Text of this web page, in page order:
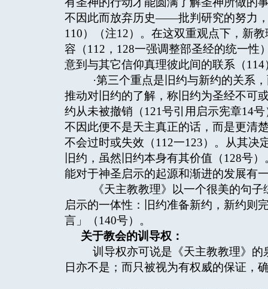
不因此而放弃历史——批判研究的努力
110）（注12）。在这双重观点下，新
容（112，128一强调整部圣经的统一性
意到与其它信仰真理彼此间的联系（114
·第三个重点是旧约与新约的关系
推动对旧约的了解，称旧约为圣经不可
约从未被撤销（121号引用启示宪章14
不因此便不是天主真正的话，而是更清
不会过时或失效（112一123）。从其决
旧约，虽然旧约本身有其价值（128号
能对于神圣启示的起源和渐进的发展有
《天主教教理》以一个很美的句子
启示的一体性：旧约准备新约，新约则
言」（140号）。
关于教会的训导权：
训导权亦可说是《天主教教理》的
日亦不是；而只被视为有权威的保证，